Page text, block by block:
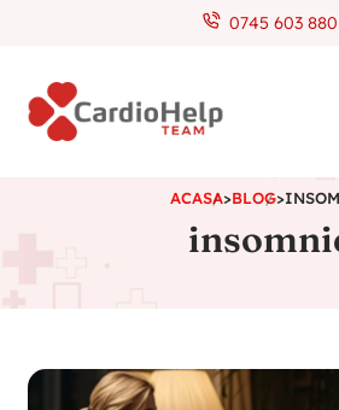
0745 603 880
ACASA>BLOG>